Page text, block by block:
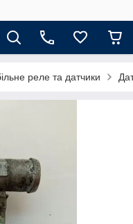
реле та датчики